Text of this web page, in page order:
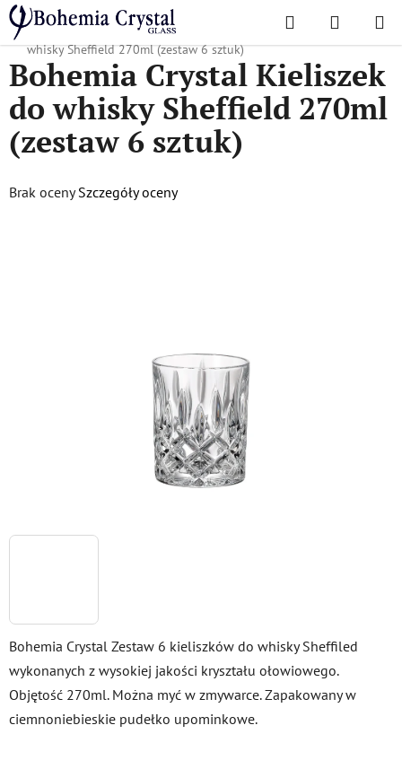
Przejść
do
treści
Szukaj KOSZYK
Home
/ Popularne kolekcje / Sheffielda
Bohemia Crystal Kieliszek do
whisky Sheffield 270ml (zestaw 6 sztuk)
Bohemia Crystal Zestaw 6 kieliszków do whisky Sheffiled
wykonanych z wysokiej jakości kryształu ołowiowego.
Objętość 270ml. Można myć w zmywarce. Zapakowany w
ciemnoniebieskie pudełko upominkowe.
Bohemia Crystal Kieliszek
do whisky Sheffield 270ml
(zestaw 6 sztuk)
Średnia
Brak oceny Szczegóły oceny